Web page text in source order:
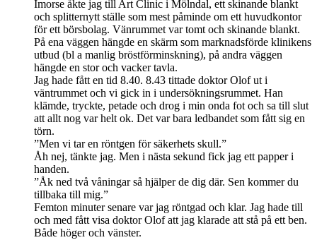
Imorse åkte jag till Art Clinic i Mölndal, ett skinande blankt
och splitternytt ställe som mest påminde om ett huvudkontor
för ett börsbolag. Vänrummet var tomt och skinande blankt.
På ena väggen hängde en skärm som marknadsförde klinikens
utbud (bl a manlig bröstförminskning), på andra väggen
hängde en stor och vacker tavla.
Jag hade fått en tid 8.40. 8.43 tittade doktor Olof ut i
väntrummet och vi gick in i undersökningsrummet. Han
klämde, tryckte, petade och drog i min onda fot och sa till slut
att allt nog var helt ok. Det var bara ledbandet som fått sig en
törn.
”Men vi tar en röntgen för säkerhets skull.”
Åh nej, tänkte jag. Men i nästa sekund fick jag ett papper i
handen.
”Åk ned två våningar så hjälper de dig där. Sen kommer du
tillbaka till mig.”
Femton minuter senare var jag röntgad och klar. Jag hade till
och med fått visa doktor Olof att jag klarade att stå på ett ben.
Både höger och vänster.